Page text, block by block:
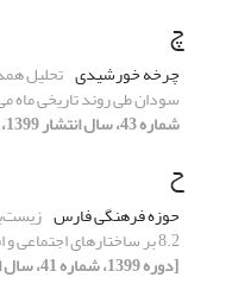
چ
چرخه خورشیدی تحلیل
سودان طی روند تاریخی ماه
شماره 43، سال انتشار 1399، صفحه 1-14]
ح
حوزه فرهنگی فارس
8.2 بر ساختارهای اجتماعی و اقتصادی هزاره هفتم پیش‌از میلاد فارس
[دوره 1399، شماره 41، سال انتشار 1399، صفحه 53-69]